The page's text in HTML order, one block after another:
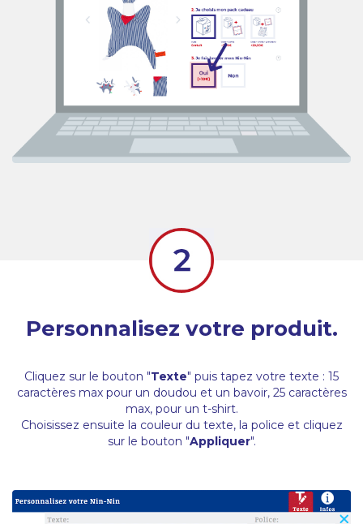
Personnalisez votre produit.
Cliquez sur le bouton "Texte" puis tapez votre texte : 15
caractères max pour un doudou et un bavoir, 25 caractères
max, pour un t-shirt.
Choisissez ensuite la couleur du texte, la police et cliquez
sur le bouton "Appliquer".